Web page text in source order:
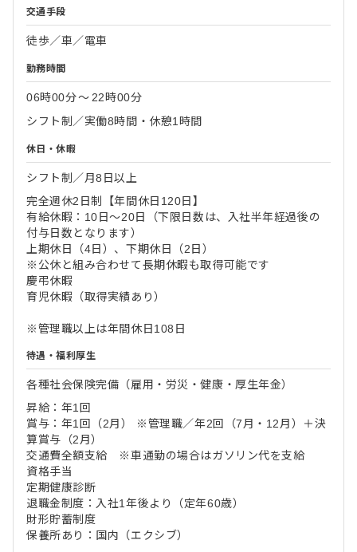
交通手段
徒歩／車／電車
勤務時間
06時00分〜 22時00分
シフト制／実働8時間・休憩1時間
休日・休暇
シフト制／月8日以上
完全週休2日制【年間休日120日】
有給休暇：10日～20日（下限日数は、入社半年経過後の
付与日数となります）
上期休日（4日）、下期休日（2日）
※公休と組み合わせて長期休暇も取得可能です
慶弔休暇
育児休暇（取得実績あり）
※管理職以上は年間休日108日
待遇・福利厚生
各種社会保険完備（雇用・労災・健康・厚生年金）
昇給：年1回
賞与：年1回（2月） ※管理職／年2回（7月・12月）＋決
算賞与（2月）
交通費全額支給 ※車通勤の場合はガソリン代を支給
資格手当
定期健康診断
退職金制度：入社1年後より（定年60歳）
財形貯蓄制度
保養所あり：国内（エクシブ）